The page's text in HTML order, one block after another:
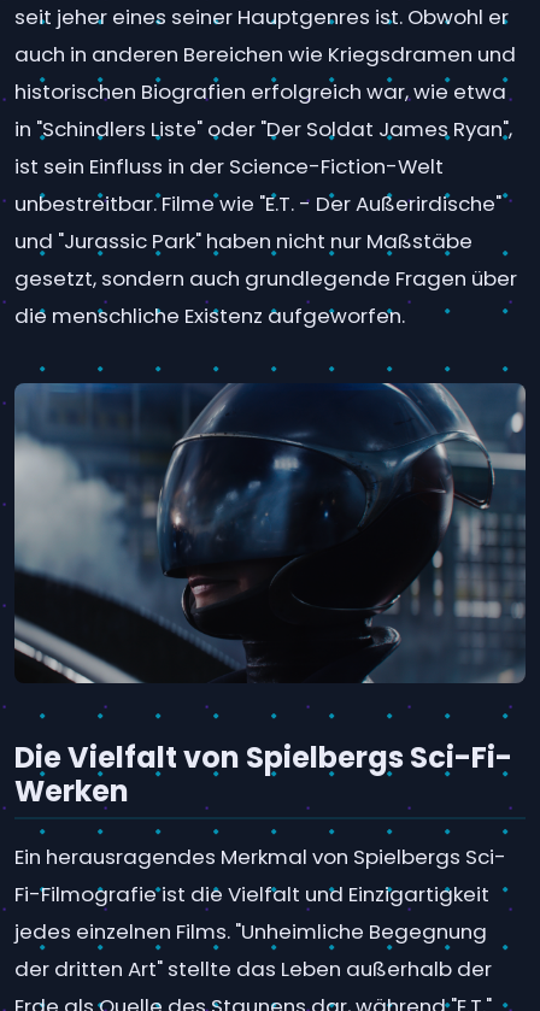
seit jeher eines seiner Hauptgenres ist. Obwohl er
auch in anderen Bereichen wie Kriegsdramen und
historischen Biografien erfolgreich war, wie etwa
in "Schindlers Liste" oder "Der Soldat James Ryan",
ist sein Einfluss in der Science-Fiction-Welt
unbestreitbar. Filme wie "E.T. - Der Außerirdische"
und "Jurassic Park" haben nicht nur Maßstäbe
gesetzt, sondern auch grundlegende Fragen über
die menschliche Existenz aufgeworfen.
Die Vielfalt von Spielbergs Sci-Fi-
Werken
Ein herausragendes Merkmal von Spielbergs Sci-
Fi-Filmografie ist die Vielfalt und Einzigartigkeit
jedes einzelnen Films. "Unheimliche Begegnung
der dritten Art" stellte das Leben außerhalb der